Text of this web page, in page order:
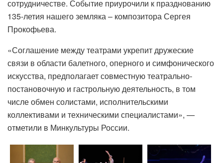
сотрудничестве. Событие приурочили к празднованию
135-летия нашего земляка – композитора Сергея
Прокофьева.
«Соглашение между театрами укрепит дружеские
связи в области балетного, оперного и симфонического
искусства, предполагает совместную театрально-
постановочную и гастрольную деятельность, в том
числе обмен солистами, исполнительскими
коллективами и техническими специалистами», —
отметили в Минкультуры России.